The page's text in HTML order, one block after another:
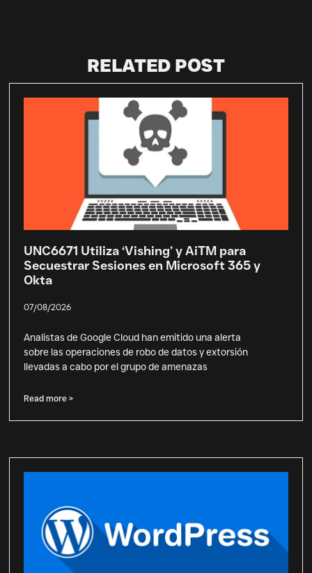
RELATED POST
UNC6671 Utiliza ‘Vishing’ y AiTM para
Secuestrar Sesiones en Microsoft 365 y
Okta
07/08/2026
Analistas de Google Cloud han emitido una alerta
sobre las operaciones de robo de datos y extorsión
llevadas a cabo por el grupo de amenazas
Read more >